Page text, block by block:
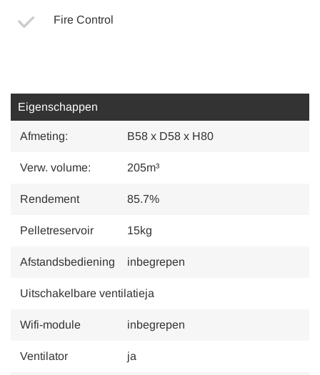
Fire Control
Eigenschappen
Afmeting: B58 x D58 x H80
Verw. volume: 205m³
Rendement 85.7%
Pelletreservoir 15kg
Afstandsbediening inbegrepen
Uitschakelbare ventilatieja
Wifi-module inbegrepen
Ventilator ja